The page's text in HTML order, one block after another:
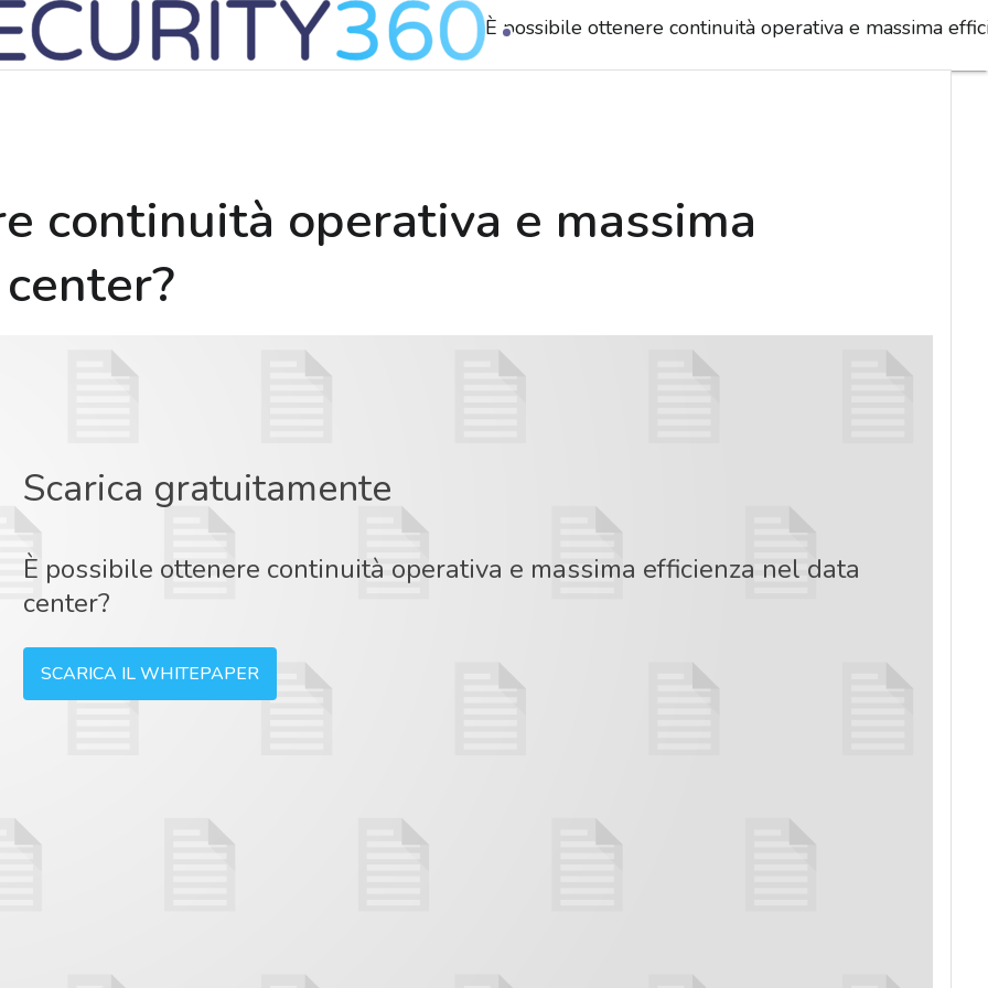
È possibile ottenere continuità operativa e massima
continuità operativa e massima
Scarica gratuitamente
È possibile ottenere continuità operativa e massima efficienza nel data
center?
SCARICA IL WHITEPAPER